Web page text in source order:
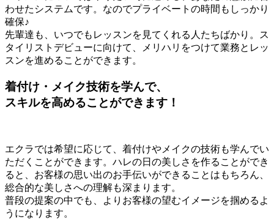
わせたシステムです。なのでプライベートの時間もしっかり
確保♪
先輩達も、いつでもレッスンを見てくれる人たちばかり。ス
タイリストデビューに向けて、メリハリをつけて業務とレッ
スンを進めることができます。
着付け・メイク技術を学んで、
スキルを高めることができます！
エクラでは希望に応じて、着付けやメイクの技術も学んでい
ただくことができます。ハレの日の美しさを作ることができ
ると、お客様の思い出のお手伝いができることはもちろん、
総合的な美しさへの理解も深まります。
普段の提案の中でも、よりお客様の望むイメージを掴めるよ
うになります。